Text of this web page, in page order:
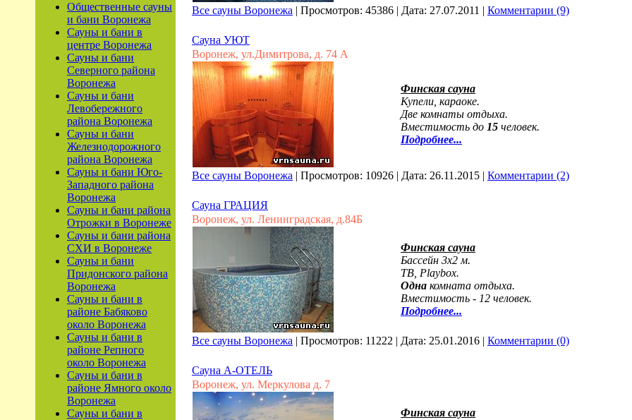
Общественные сауны
и бани Воронежа
Сауны и бани в
центре Воронежа
Сауны и бани
Северного района
Воронежа
Сауны и бани
Левобережного
района Воронежа
Сауны и бани
Железнодорожного
района Воронежа
Сауны и бани Юго-
Западного района
Воронежа
Сауны и бани района
Отрожки в Воронеже
Сауны и бани района
СХИ в Воронеже
Сауны и бани
Придонского района
Воронежа
Сауны и бани в
районе Бабяково
около Воронежа
Сауны и бани в
районе Репного
около Воронежа
Сауны и бани в
районе Ямного около
Воронежа
Сауны и бани в
Все сауны Воронежа | Просмотров: 45386 | Дата: 27.07.2011 | Комментарии (9)
Сауна УЮТ
Воронеж, ул.Димитрова, д. 74 А
Финская сауна
Купели, караоке.
Две комнаты отдыха.
Вместимость до 15 человек.
Подробнее...
Все сауны Воронежа | Просмотров: 10926 | Дата: 26.11.2015 | Комментарии (2)
Сауна ГРАЦИЯ
Воронеж, ул. Ленинградская, д.84Б
Финская сауна
Бассейн 3х2 м.
ТВ, Playbox.
Одна комната отдыха.
Вместимость - 12 человек.
Подробнее...
Все сауны Воронежа | Просмотров: 11222 | Дата: 25.01.2016 | Комментарии (0)
Сауна А-ОТЕЛЬ
Воронеж, ул. Меркулова д. 7
Финская сауна